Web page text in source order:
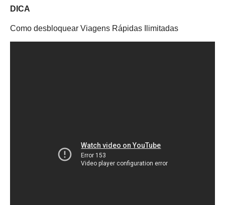
DICA
Como desbloquear Viagens Rápidas Ilimitadas